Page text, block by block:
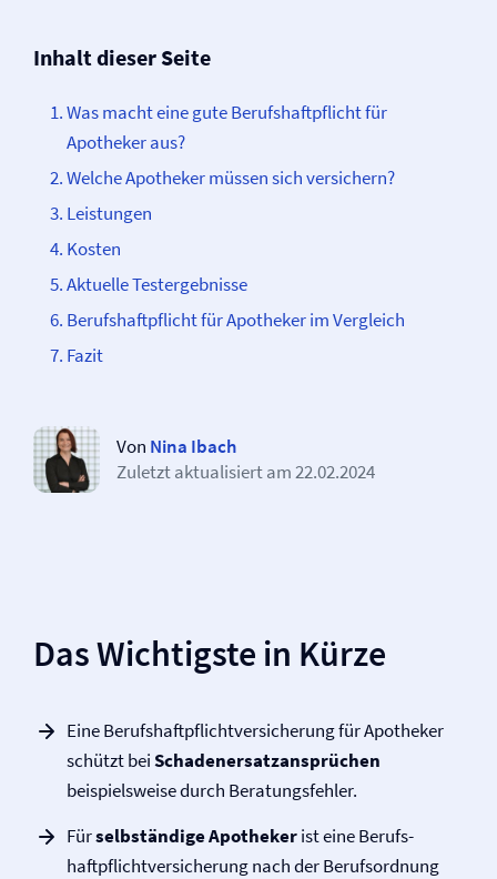
Inhalt dieser Seite
Was macht eine gute Berufs­­haftpflicht für
Apotheker aus?
Welche Apotheker müssen sich versichern?
Leistungen
Kosten
Aktuelle Testergebnisse
Berufs­­haftpflicht für Apotheker im Vergleich
Fazit
Von Nina Ibach
Zuletzt aktualisiert am22.02.2024
Das Wichtigste in Kürze
Eine Berufs­haftpflicht­versicherung für Apotheker
schützt beiSchadenersatzansprüchen
beispielsweise durch Beratungsfehler.
Fürselbständige Apothekerist eine Berufs­
haftpflicht­versicherung nach der Berufsordnung